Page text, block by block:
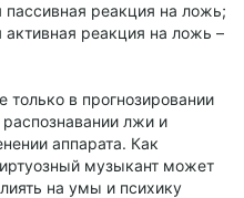
пассивная реакция на ложь;
реакция на ложь –
только в прогнозировании
лжи и
аппарата. Как
музыкант может
на умы и психику